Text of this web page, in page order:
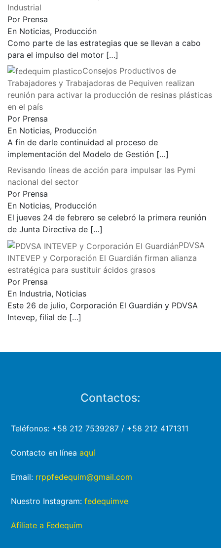
Industrial
Por Prensa
En Noticias, Producción
Como parte de las estrategias que se llevan a cabo
para el impulso del motor […]
Consejos Productivos de
Trabajadores y Trabajadoras de Pequiven realizan
reunión para activar la producción de resinas plásticas
en el país
Por Prensa
En Noticias, Producción
A fin de darle continuidad al proceso de
implementación del Modelo de Gestión […]
Revisando líneas de acción para impulsar las Pymi
nacional del sector
Por Prensa
En Noticias, Producción
El jueves 24 de febrero se celebró la primera reunión
de Junta Directiva de […]
PDVSA
INTEVEP y Corporación El Guardián firman alianza
estratégica para sustituir ácidos grasos
Por Prensa
En Industria, Noticias
Este 26 de julio, Corporación El Guardián y PDVSA
Intevep, filial de […]
Contactos:
Teléfonos: +58 212 7539287 / +58 212 4171311
Contacto en líneaaquí
Email: rrppfedequim@gmail.com
Nuestro Instagram:fedequimve
Afíliate a Fedequím